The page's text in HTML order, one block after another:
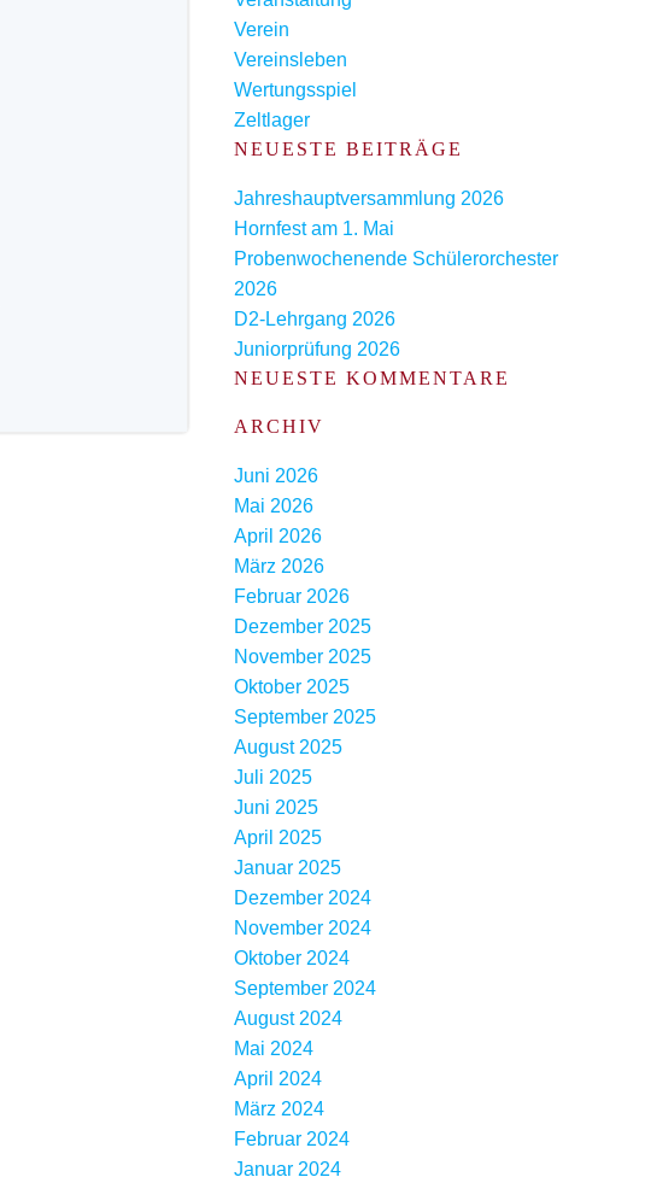
Verein
Vereinsleben
Wertungsspiel
Zeltlager
NEUESTE BEITRÄGE
Jahreshauptversammlung 2026
Hornfest am 1. Mai
Probenwochenende Schülerorchester
2026
D2-Lehrgang 2026
Juniorprüfung 2026
NEUESTE KOMMENTARE
ARCHIV
Juni 2026
Mai 2026
April 2026
März 2026
Februar 2026
Dezember 2025
November 2025
Oktober 2025
September 2025
August 2025
Juli 2025
Juni 2025
April 2025
Januar 2025
Dezember 2024
November 2024
Oktober 2024
September 2024
August 2024
Mai 2024
April 2024
März 2024
Februar 2024
Januar 2024